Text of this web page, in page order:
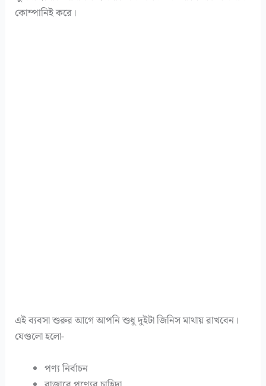
কোম্পানিই করে।
এই ব্যবসা শুরুর আগে আপনি শুধু দুইটা জিনিস মাথায় রাখবেন।
যেগুলো হলো-
পণ্য নির্বাচন